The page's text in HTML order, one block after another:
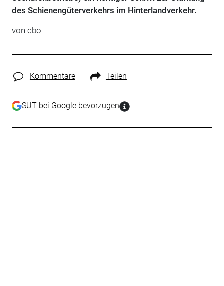
des Schienengüterverkehrs im Hinterlandverkehr.
von cbo
Kommentare Teilen
SUT bei Google bevorzugen